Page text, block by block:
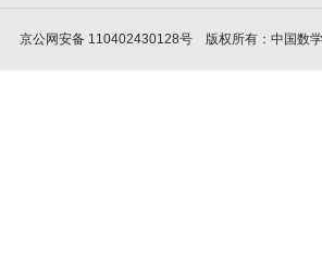
京公网安备 110402430128号 版权所有：中国